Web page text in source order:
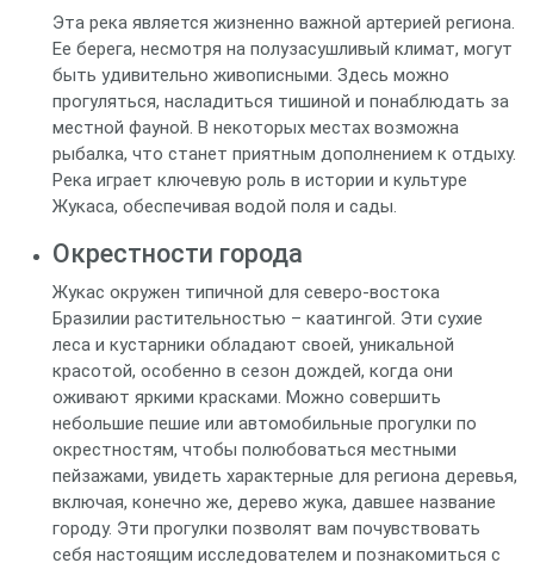
Эта река является жизненно важной артерией региона.
Ее берега, несмотря на полузасушливый климат, могут
быть удивительно живописными. Здесь можно
прогуляться, насладиться тишиной и понаблюдать за
местной фауной. В некоторых местах возможна
рыбалка, что станет приятным дополнением к отдыху.
Река играет ключевую роль в истории и культуре
Жукаса, обеспечивая водой поля и сады.
Окрестности города
Жукас окружен типичной для северо-востока
Бразилии растительностью – каатингой. Эти сухие
леса и кустарники обладают своей, уникальной
красотой, особенно в сезон дождей, когда они
оживают яркими красками. Можно совершить
небольшие пешие или автомобильные прогулки по
окрестностям, чтобы полюбоваться местными
пейзажами, увидеть характерные для региона деревья,
включая, конечно же, дерево жука, давшее название
городу. Эти прогулки позволят вам почувствовать
себя настоящим исследователем и познакомиться с